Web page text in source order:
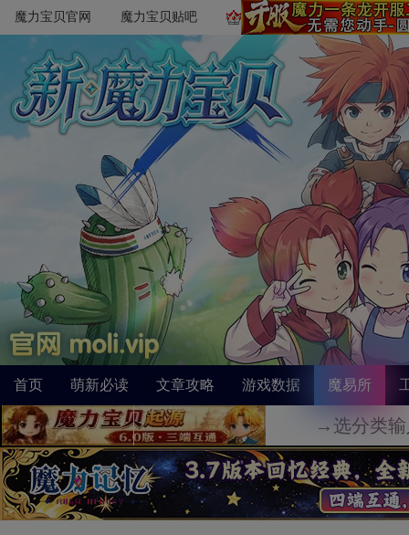
魔力宝贝官网 魔力宝贝贴吧
首页 萌新必读 文章攻略 游戏数据 魔易所